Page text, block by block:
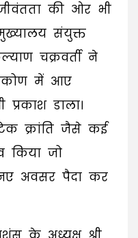
की ओर भी
संयुक्त
चक्रवर्ती ने
में आए
डाला।
क्रांति जैसे कई
किया जो
अवसर पैदा कर